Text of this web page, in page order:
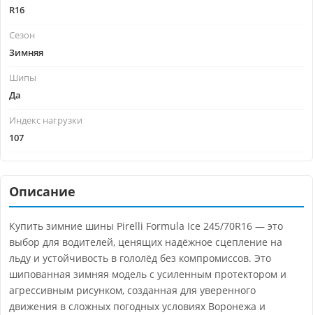
R16
Сезон
Зимняя
Шипы
Да
Индекс нагрузки
107
Описание
Купить зимние шины Pirelli Formula Ice 245/70R16 — это
выбор для водителей, ценящих надёжное сцепление на
льду и устойчивость в гололёд без компромиссов. Это
шипованная зимняя модель с усиленным протектором и
агрессивным рисунком, созданная для уверенного
движения в сложных погодных условиях Воронежа и